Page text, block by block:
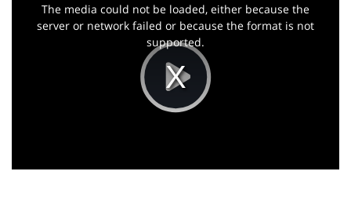
Play
The media could not be loaded, either because the
server or network failed or because the format is not
supported.